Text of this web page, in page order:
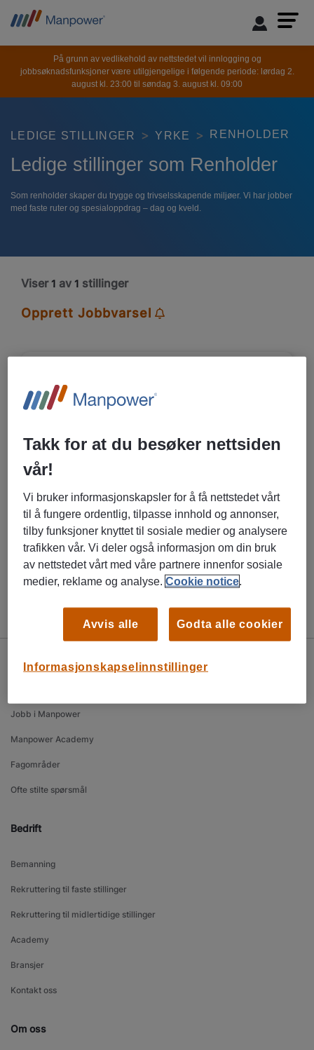
På grunn av vedlikehold av nettstedet vil innlogging og
jobbsøknadsfunksjoner være utilgjengelige i følgende periode: lørdag 2.
august kl. 23:00 til søndag 3. august kl. 09:00
LEDIGE STILLINGER YRKE RENHOLDER
Ledige stillinger som Renholder
Som renholder skaper du trygge og trivselsskapende miljøer. Vi har jobber
med faste ruter og spesialoppdrag – dag og kveld.
Viser 1 av 1 stillinger
Opprett Jobbvarsel
Manpower
Vikariat/ engasjement
Eiendom, Renovasjon og renhold,
Annet
LES MER OM STILLINGEN
Jobb i Manpower
Manpower Academy
Fagområder
Ofte stilte spørsmål
Bedrift
Bemanning
Rekruttering til faste stillinger
Rekruttering til midlertidige stillinger
Academy
Bransjer
Kontakt oss
Om oss
Takk for at du besøker nettsiden
vår!
Vi bruker informasjonskapsler for å få nettstedet vårt
til å fungere ordentlig, tilpasse innhold og annonser,
tilby funksjoner knyttet til sosiale medier og analysere
trafikken vår. Vi deler også informasjon om din bruk
av nettstedet vårt med våre partnere innenfor sosiale
medier, reklame og analyse.Cookie notice.
Informasjonskapselinnstillinger
Avvis alle Godta alle cookier